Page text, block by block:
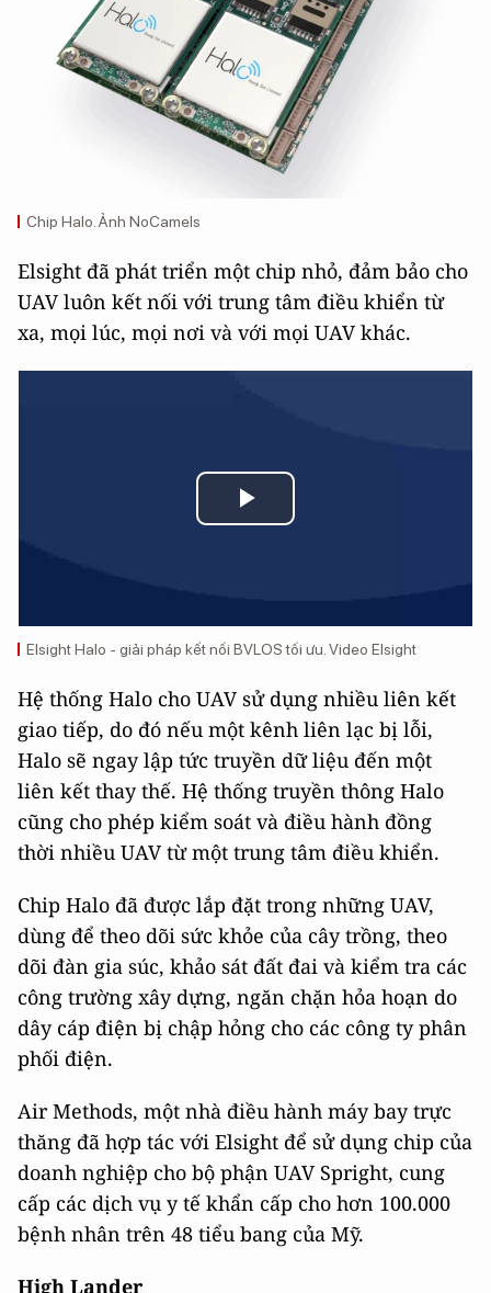
Chip Halo. Ảnh NoCamels
Elsight đã phát triển một chip nhỏ, đảm bảo cho
UAV luôn kết nối với trung tâm điều khiển từ
xa, mọi lúc, mọi nơi và với mọi UAV khác.
Play
Elsight Halo - giải pháp kết nối BVLOS tối ưu. Video Elsight
Hệ thống Halo cho UAV sử dụng nhiều liên kết
giao tiếp, do đó nếu một kênh liên lạc bị lỗi,
Halo sẽ ngay lập tức truyền dữ liệu đến một
liên kết thay thế. Hệ thống truyền thông Halo
cũng cho phép kiểm soát và điều hành đồng
thời nhiều UAV từ một trung tâm điều khiển.
Chip Halo đã được lắp đặt trong những UAV,
dùng để theo dõi sức khỏe của cây trồng, theo
dõi đàn gia súc, khảo sát đất đai và kiểm tra các
công trường xây dựng, ngăn chặn hỏa hoạn do
dây cáp điện bị chập hỏng cho các công ty phân
phối điện.
Air Methods, một nhà điều hành máy bay trực
thăng đã hợp tác với Elsight để sử dụng chip của
doanh nghiệp cho bộ phận UAV Spright, cung
cấp các dịch vụ y tế khẩn cấp cho hơn 100.000
bệnh nhân trên 48 tiểu bang của Mỹ.
High Lander